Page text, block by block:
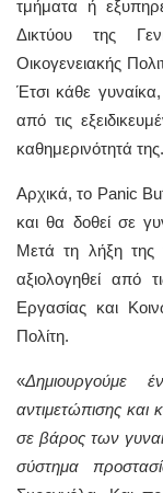
τμήματα ή
Δικτύου της
Οικογενειακής
Έτσι κάθε
από τις
καθημερινότητά της.
Αρχικά, το Panic
και θα δοθεί σε
Μετά τη λήξη της
αξιολογηθεί από
Εργασίας και
Πολίτη.
«Δημιουργούμε
αντιμετώπισης και
σε βάρος των
σύστημα